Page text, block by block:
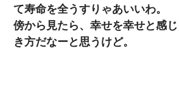
て寿命を全うすりゃあいいわ。
傍から見たら、幸せを幸せと感
き方だなーと思うけど。